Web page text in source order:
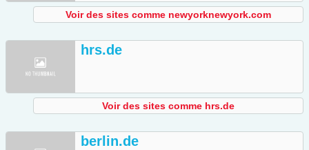
Voir des sites comme newyorknewyork.com
hrs.de
Voir des sites comme hrs.de
berlin.de